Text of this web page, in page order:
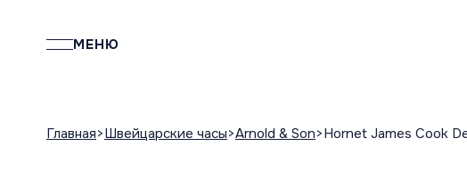
МЕНЮ
Главная Швейцарские часы Arnold & Son Hornet James Cook